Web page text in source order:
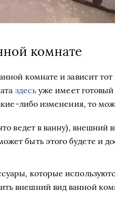
комнате
комнате и зависит
здесьуже имеет
либо изменения, то
ведет в ванну), внешний
быть этого будете и
которые
внешний вид ванной